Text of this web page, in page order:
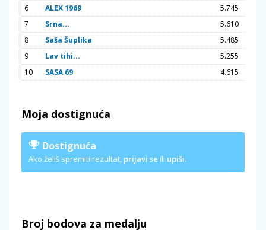
6
ALEX 1969
5.745
7
Srna...
5.610
8
Saša Šuplika
5.485
9
Lav tihi...
5.255
10
SASA 69 4.615
Moja dostignuća
Dostignuća
Ako želiš spremiti rezultat, prijavi se ili upiši.
Broj bodova za medalju